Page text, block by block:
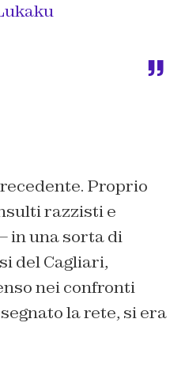
Proprio
razzisti e
in una sorta di
del Cagliari,
nei confronti
la rete, si era